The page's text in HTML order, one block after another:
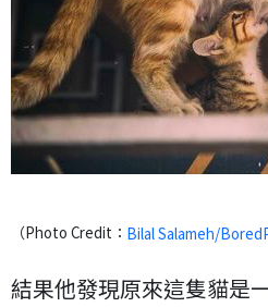
（Photo Credit： Bilal Salameh/
結果他發現原來這隻貓是